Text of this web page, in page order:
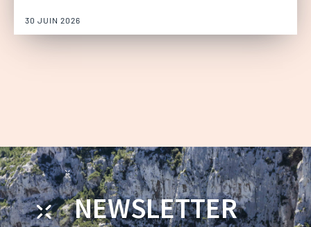
30 JUIN 2026
NEWSLETTER